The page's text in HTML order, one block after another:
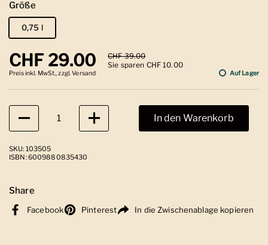
Größe
0,75 l
Regulärer Preis
CHF 29.00 Sale-Preis
CHF 39.00
Sie sparen CHF 10.00
Preis inkl. MwSt., zzgl. Versand Auf Lager
Anzahl
In den Warenkorb
SKU: 103505
ISBN: 6009880835430
Share
Facebook Pinterest In die Zwischenablage kopieren